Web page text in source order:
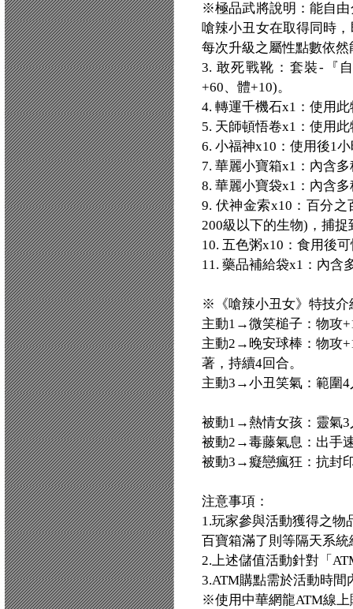
※極品武將說明：能自由
嗆辣小丑女在取得同時
每次升級之屬性點數依
3. 敢死戰靴：套裝-『
+60、體+10)。
4. 轉運千機石x1：使用
5. 天師頓悟卷x1：使用
6. 小福神x10：使用後1
7. 華麗小寶箱x1：內含
8. 華麗小寶袋x1：內含
9. 伏神金索x10：百分
200級以下的生物)，捕
10. 五色粥x10：食用後
11. 藥品補給袋x1：內含
※《嗆辣小丑女》特技介
主動1→微笑槌子：物攻
主動2→晚安球棒：物攻
著，持續4回合。
主動3→小丑笑氣：範圍4
被動1→熱情女孩：靈氣3
被動2→毒藤氣息：出手
被動3→癡戀瘋狂：抗封
注意事項：
1.玩家參與活動獲得之
百寶箱滿了則等隔天系
2.上述儲值活動針對「
3.ATM購點需於活動時
※使用中華網龍ATM線